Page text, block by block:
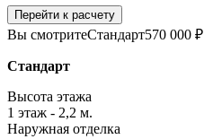
Перейти к расчету
Вы смотритеСтандарт570 000 ₽
Стандарт
Высота этажа
1 этаж - 2,2 м.
Наружная отделка